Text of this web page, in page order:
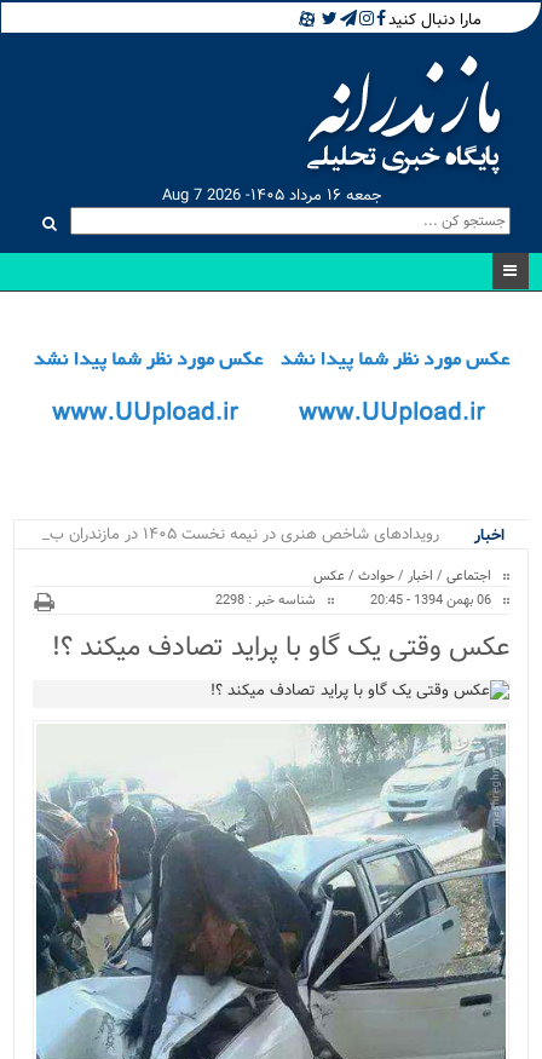
مارا دنبال کنید
جمعه ۱۶ مرداد ۱۴۰۵- Aug 7 2026
اخبار
رویدادهای شاخص هنری در نیمه نخست ۱۴۰۵ در مازندران برگزار _
اجتماعی / اخبار /حوادث / عکس
06 بهمن 1394 - 20:45
شناسه خبر : 2298
عکس وقتی یک گاو با پراید تصادف میکند ؟!